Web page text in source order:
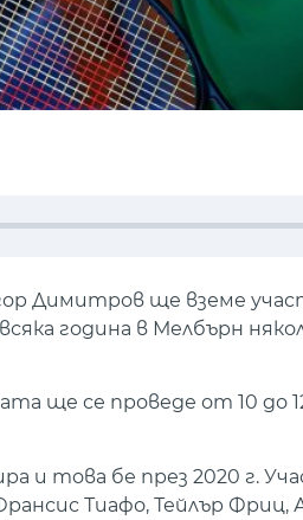
Димитров ще вземе
година в Мелбърн
ще се проведе от 10 до
и това бе през 2020 г.
Тиафо, Тейлър